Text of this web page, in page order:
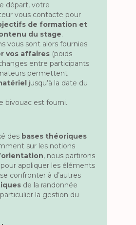
départ, votre
vous contacte pour
de formation et
du stage.
vous sont alors fournies
vos affaires (poids
entre participants
permettent
jusqu’à la date du
bivouac est fourni.
des bases théoriques
sur les notions
orientation, nous partirons
pour appliquer les éléments
confronter à d’autres
de la randonnée
la gestion du